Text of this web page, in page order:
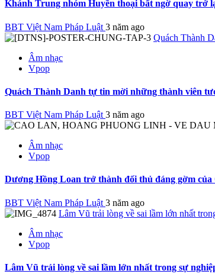
Khánh Trung nhóm Huyền thoại bất ngờ quay trở
BBT Việt Nam Pháp Luật 3 năm ago
Quách Thành
Âm nhạc
Vpop
Quách Thành Danh tự tin mời những thành viên
BBT Việt Nam Pháp Luật 3 năm ago
Âm nhạc
Vpop
Dương Hồng Loan trở thành đối thủ đáng gờm
BBT Việt Nam Pháp Luật 3 năm ago
Lâm Vũ trải lòng về sai lầm lớn nhất
Âm nhạc
Vpop
Lâm Vũ trải lòng về sai lầm lớn nhất trong sự